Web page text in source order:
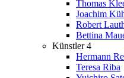
Thomas
Joachim
Robert Lauth
Bettina
Künstler 4
Hermann
Teresa Riba